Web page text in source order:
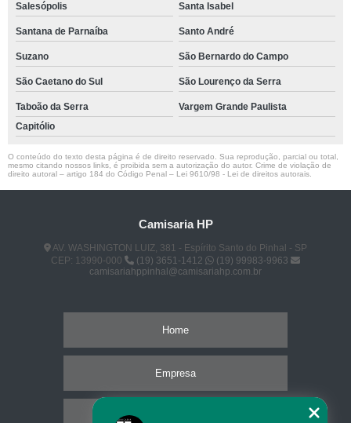
Salesópolis Santa Isabel
Santana de Parnaíba Santo André
Suzano São Bernardo do Campo
São Caetano do Sul São Lourenço da Serra
Taboão da Serra
Vargem Grande Paulista
Capitólio
O conteúdo do texto desta página é de direito reservado. Sua reprodução, parcial ou total,
mesmo citando nossos links, é proibida sem a autorização do autor. Crime de violação de
direito autoral – artigo 184 do Código Penal – Lei 9610/98 - Lei de direitos autorais
Camisaria HP
AV. WASHINGTON LUIZ, 381 - Espírito Santo do Pinhal - SP
CEP: 13990-000
(19) 3651-1412
(19) 99983-9963
camisariahppinhal@camisariahp.com.br
Home
Empresa